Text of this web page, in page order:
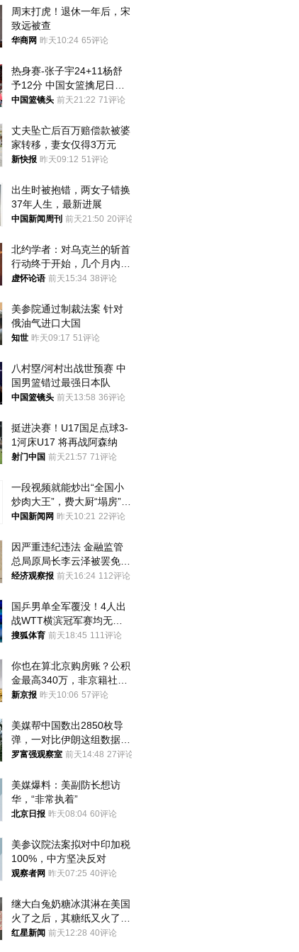
周末打虎！退休一年后，宋
致远被查
华商网 昨天10:24 65评论
热身赛-张子宇24+11杨舒
予12分 中国女篮擒尼日利
亚
中国篮镜头 前天21:22 71评论
丈夫坠亡后百万赔偿款被婆
家转移，妻女仅得3万元
新快报 昨天09:12 51评论
出生时被抱错，两女子错换
37年人生，最新进展
中国新闻周刊 前天21:50 20评论
北约学者：对乌克兰的斩首
行动终于开始，几个月内乌
将投降
虚怀论语 前天15:34 38评论
美参院通过制裁法案 针对
俄油气进口大国
知世 昨天09:17 51评论
八村塁/河村出战世预赛 中
国男篮错过最强日本队
中国篮镜头 前天13:58 36评论
挺进决赛！U17国足点球3-
1河床U17 将再战阿森纳
射门中国 前天21:57 71评论
一段视频就能炒出“全国小
炒肉大王”，费大厨“塌房”了
吗？
中国新闻网 昨天10:21 22评论
因严重违纪违法 金融监管
总局原局长李云泽被罢免全
国人大代表
经济观察报 前天16:24 112评论
国乒男单全军覆没！4人出
战WTT横滨冠军赛均无缘
八强
搜狐体育 前天18:45 111评论
你也在算北京购房账？公积
金最高340万，非京籍社保
1年
新京报 昨天10:06 57评论
美媒帮中国数出2850枚导
弹，一对比伊朗这组数据，
发现出大事了
罗富强观察室 前天14:48 27评论
美媒爆料：美副防长想访
华，“非常执着”
北京日报 昨天08:04 60评论
美参议院法案拟对中印加税
100%，中方坚决反对
观察者网 昨天07:25 40评论
继大白兔奶糖冰淇淋在美国
火了之后，其糖纸又火了！
海外博主盛赞：平面设计经
红星新闻 前天12:28 40评论